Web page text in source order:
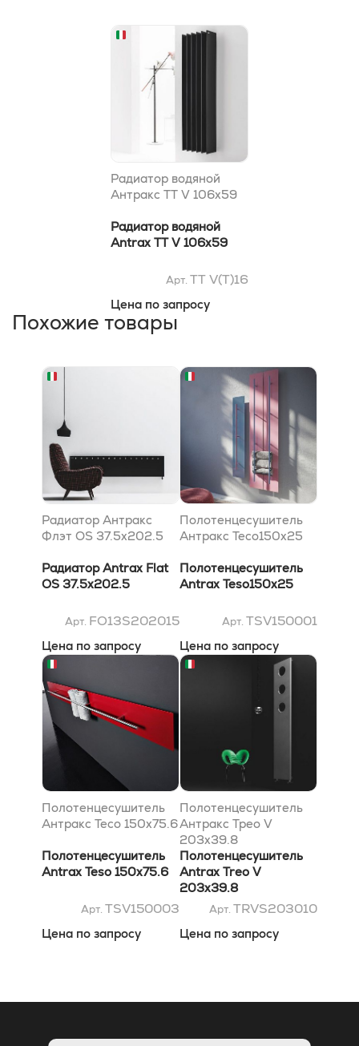
Радиатор водяной
Антракс TT V 106x59
Радиатор водяной
Antrax TT V 106x59
Арт. TT V(T)16
Цена по запросу
Похожие товары
Радиатор Антракс
Флэт OS 37.5x202.5
Радиатор Antrax Flat
OS 37.5x202.5
Арт. FO13S202015
Цена по запросу
Полотенцесушитель
Антракс Тесо150x25
Полотенцесушитель
Antrax Teso150x25
Арт. TSV150001
Цена по запросу
Полотенцесушитель
Антракс Тесо 150x75.6
Полотенцесушитель
Antrax Teso 150x75.6
Арт. TSV150003
Цена по запросу
Полотенцесушитель
Антракс Трео V
203x39.8
Полотенцесушитель
Antrax Treo V
203x39.8
Арт. TRVS203010
Цена по запросу